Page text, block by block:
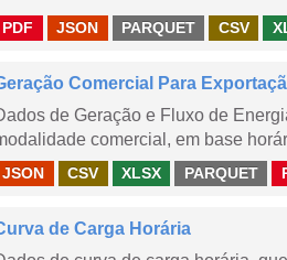
PDF JSON PARQUET CSV
Comercial Para
de Geração e Fluxo de
comercial, em base
JSON CSV XLSX PARQUET
de Carga Horária